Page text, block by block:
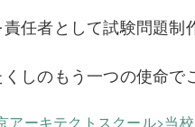
任者として試験問題制
しのもう一つの使命で
ーキテクトスクール>当